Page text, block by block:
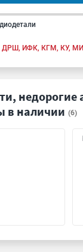
ДРШ, ИФК, КГМ, КУ,
недорогие
в наличии (6)